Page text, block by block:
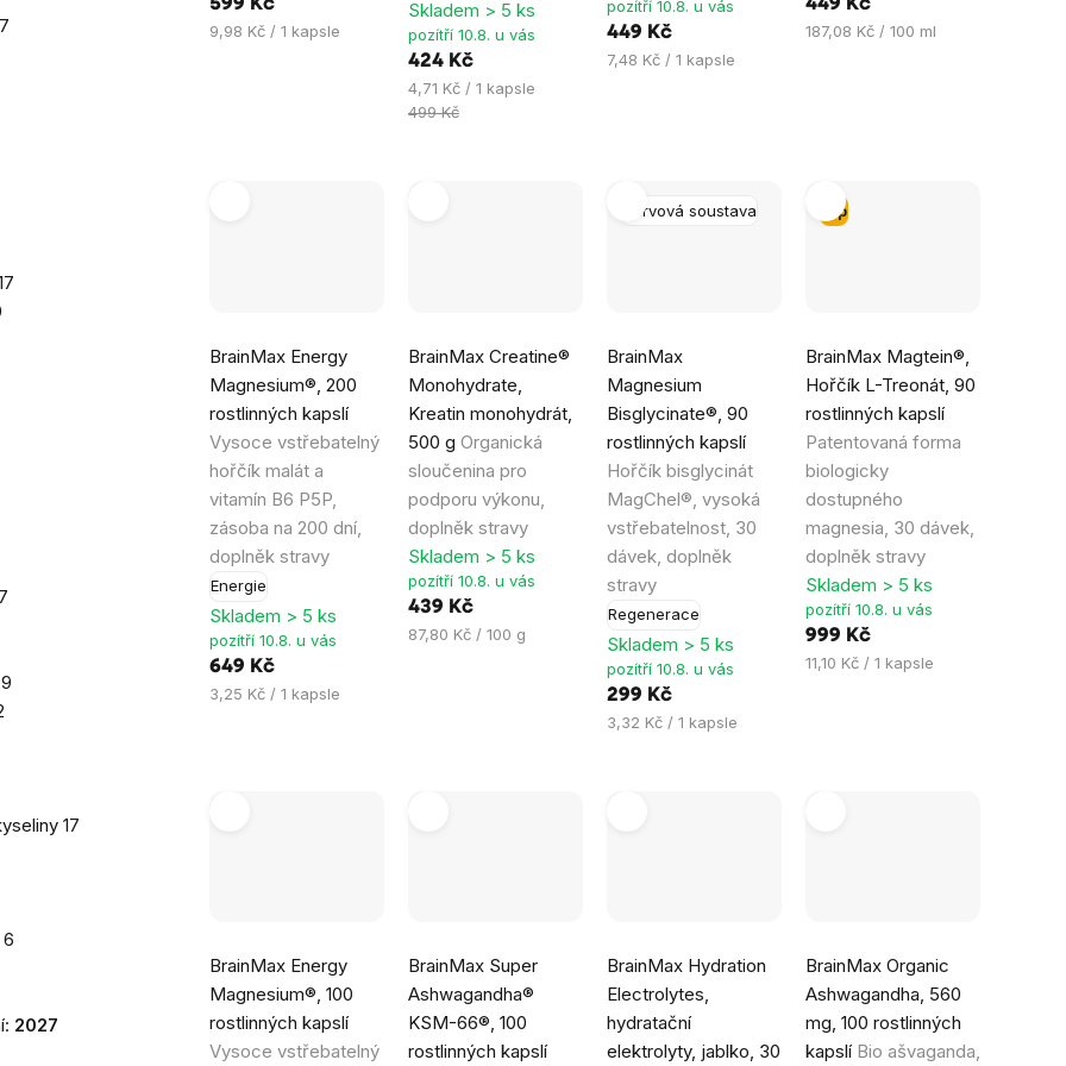
17
6
2027
599 Kč
Měrná
9,98 Kč / 1 kapsle
Skladem > 5 ks
pozítří 10.8. u vás
424 Kč
Měrná
cena:
4,71 Kč / 1 kapsle
499 Kč
pozítří 10.8. u vás
449 Kč
Měrná
7,48 Kč / 1 kapsle
449 Kč
Měrná
187,08 Kč / 100 ml
BrainMax Energy
Magnesium®, 200
rostlinných kapslí
Vysoce vstřebatelný
hořčík malát a
vitamín B6 P5P,
zásoba na 200 dní,
doplněk stravy
Energie
hodnocení
produktu
je
4,9
z
5
hvězdiček.
Skladem > 5 ks
pozítří 10.8. u vás
649 Kč
Měrná
3,25 Kč / 1 kapsle
BrainMax Creatine®
Monohydrate,
Kreatin monohydrát,
500 g Organická
sloučenina pro
podporu výkonu,
doplněk stravy
hodnocení
produktu
je
4,9
z
5
hvězdiček.
Skladem > 5 ks
pozítří 10.8. u vás
439 Kč
Měrná
87,80 Kč / 100 g
Nervová soustava
BrainMax
Magnesium
Bisglycinate®, 90
rostlinných kapslí
Hořčík bisglycinát
MagChel®, vysoká
vstřebatelnost, 30
dávek, doplněk
stravy
Regenerace
hodnocení
produktu
je
4,9
z
5
hvězdiček.
Skladem > 5 ks
pozítří 10.8. u vás
299 Kč
Měrná
3,32 Kč / 1 kapsle
Tip
BrainMax Magtein®,
Hořčík L-Treonát, 90
rostlinných kapslí
Patentovaná forma
biologicky
dostupného
magnesia, 30 dávek,
doplněk stravy
hodnocení
produktu
je
5,0
z
5
hvězdiček.
Skladem > 5 ks
pozítří 10.8. u vás
999 Kč
Měrná
11,10 Kč / 1 kapsle
BrainMax Energy
Magnesium®, 100
rostlinných kapslí
Vysoce vstřebatelný
hodnocení
produktu
je
5,0
BrainMax Super
Ashwagandha®
KSM-66®, 100
rostlinných kapslí
hodnocení
produktu
je
4,8
BrainMax Hydration
Electrolytes,
hydratační
elektrolyty, jablko, 30
hodnocení
produktu
je
4,8
BrainMax Organic
Ashwagandha, 560
mg, 100 rostlinných
kapslí Bio ašvaganda,
hodnocení
produktu
je
5,0